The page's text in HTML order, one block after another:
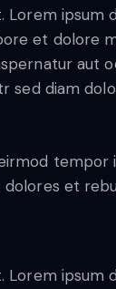
Lorem ipsum
et dolore
aut
sed diam
tempor
dolores et
Lorem ipsum